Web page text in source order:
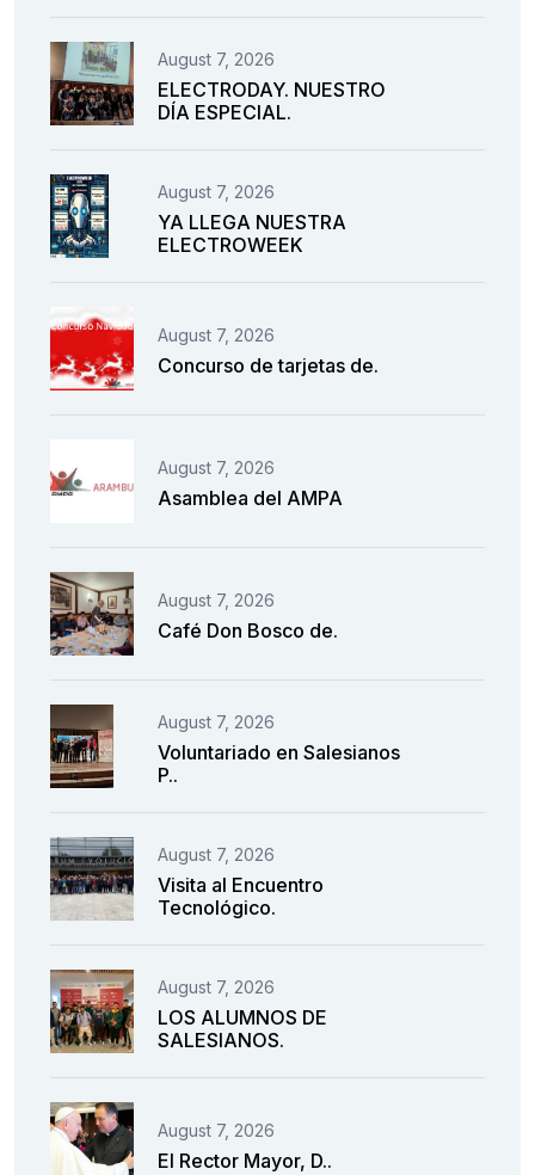
August 7, 2026
ELECTRODAY. NUESTRO
DÍA ESPECIAL.
August 7, 2026
YA LLEGA NUESTRA
ELECTROWEEK
August 7, 2026
Concurso de tarjetas de.
August 7, 2026
Asamblea del AMPA
August 7, 2026
Café Don Bosco de.
August 7, 2026
Voluntariado en Salesianos
P..
August 7, 2026
Visita al Encuentro
Tecnológico.
August 7, 2026
LOS ALUMNOS DE
SALESIANOS.
August 7, 2026
El Rector Mayor, D..